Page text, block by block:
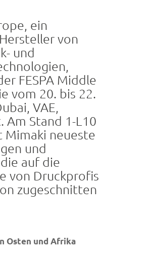
ein
von
und
FESPA Middle
vom 20. bis 22.
VAE,
Stand 1-L10
Mimaki neueste
und
auf die
von Druckprofis
zugeschnitten
Osten und Afrika